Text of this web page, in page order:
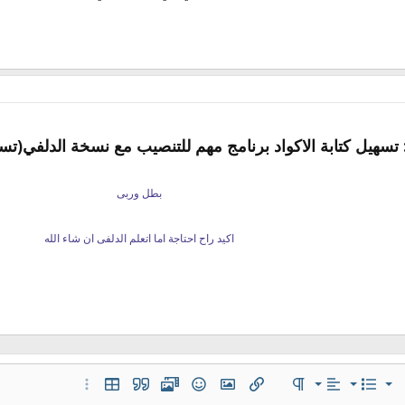
تسهيل كتابة الاكواد برنامج مهم للتنصيب مع نسخة
بطل وربى
اكيد راح احتاجة اما اتعلم الدلفى ان شاء الله
إضافية…
قائمة قائمة مرتبة
المحاذاة
محاذاة لليسارتنسيق الفقرة عادي إدراج رابطإدراج صورةالإبتسامات
ميديا إقتباسإدراج جدولخيارات إضافية…